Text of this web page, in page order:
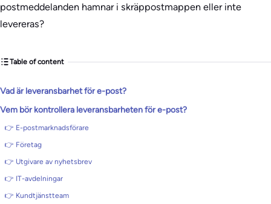
postmeddelanden hamnar i skräppostmappen eller inte
levereras?
Table of content
Vad är leveransbarhet för e-post?
Vem bör kontrollera leveransbarheten för e-post?
👉 E-postmarknadsförare
👉 Företag
👉 Utgivare av nyhetsbrev
👉 IT-avdelningar
👉 Kundtjänstteam